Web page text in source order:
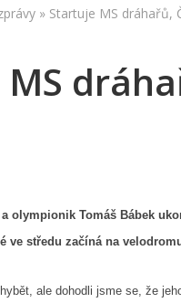
» Startuje MS dráhařů,
olympionik Tomáš Bábek
ve středu začíná na
ale dohodli jsme se, že